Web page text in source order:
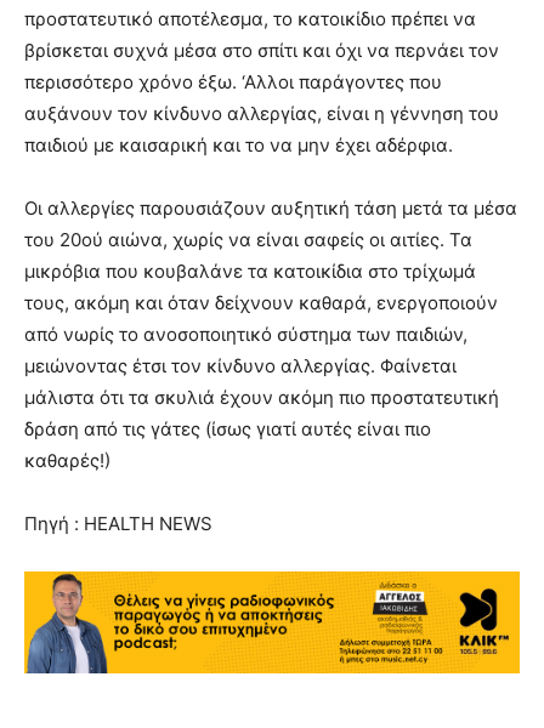
προστατευτικό αποτέλεσμα, το κατοικίδιο πρέπει να
βρίσκεται συχνά μέσα στο σπίτι και όχι να περνάει τον
περισσότερο χρόνο έξω. ‘Αλλοι παράγοντες που
αυξάνουν τον κίνδυνο αλλεργίας, είναι η γέννηση του
παιδιού με καισαρική και το να μην έχει αδέρφια.
Οι αλλεργίες παρουσιάζουν αυξητική τάση μετά τα μέσα
του 20ού αιώνα, χωρίς να είναι σαφείς οι αιτίες. Τα
μικρόβια που κουβαλάνε τα κατοικίδια στο τρίχωμά
τους, ακόμη και όταν δείχνουν καθαρά, ενεργοποιούν
από νωρίς το ανοσοποιητικό σύστημα των παιδιών,
μειώνοντας έτσι τον κίνδυνο αλλεργίας. Φαίνεται
μάλιστα ότι τα σκυλιά έχουν ακόμη πιο προστατευτική
δράση από τις γάτες (ίσως γιατί αυτές είναι πιο
καθαρές!)
Πηγή : HEALTH NEWS